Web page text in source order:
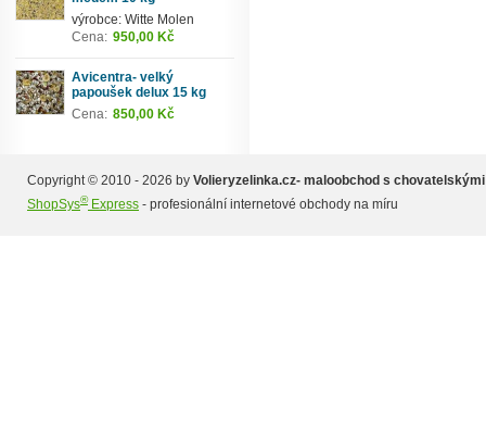
výrobce: Witte Molen
Cena: 950,00 Kč
Avicentra- velký
papoušek delux 15 kg
Cena: 850,00 Kč
Copyright © 2010 - 2026 by Volieryzelinka.cz- maloobchod s
ShopSys®Express - profesionální internetové obchody na míru